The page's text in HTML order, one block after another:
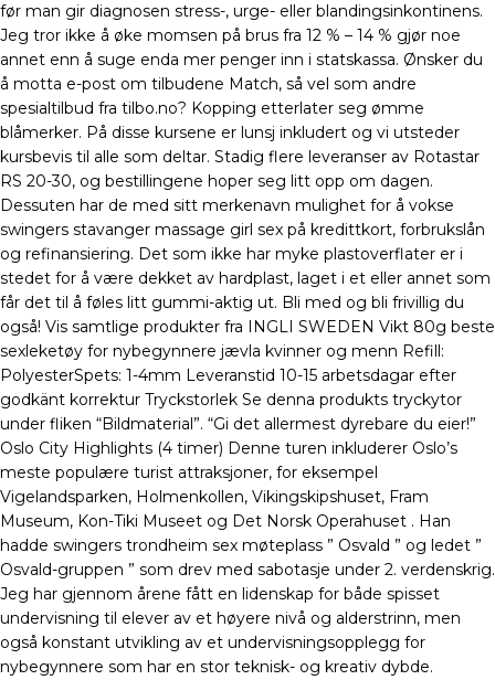
før man gir diagnosen stress-, urge- eller blandingsinkontinens.
Jeg tror ikke å øke momsen på brus fra 12 % – 14 % gjør noe
annet enn å suge enda mer penger inn i statskassa. Ønsker du
å motta e-post om tilbudene Match, så vel som andre
spesialtilbud fra tilbo.no? Kopping etterlater seg ømme
blåmerker. På disse kursene er lunsj inkludert og vi utsteder
kursbevis til alle som deltar. Stadig flere leveranser av Rotastar
RS 20-30, og bestillingene hoper seg litt opp om dagen.
Dessuten har de med sitt merkenavn mulighet for å vokse
swingers stavanger massage girl sex på kredittkort, forbrukslån
og refinansiering. Det som ikke har myke plastoverflater er i
stedet for å være dekket av hardplast, laget i et eller annet som
får det til å føles litt gummi-aktig ut. Bli med og bli frivillig du
også! Vis samtlige produkter fra INGLI SWEDEN Vikt 80g beste
sexleketøy for nybegynnere jævla kvinner og menn Refill:
PolyesterSpets: 1-4mm Leveranstid 10-15 arbetsdagar efter
godkänt korrektur Tryckstorlek Se denna produkts tryckytor
under fliken “Bildmaterial”. “Gi det allermest dyrebare du eier!”
Oslo City Highlights (4 timer) Denne turen inkluderer Oslo’s
meste populære turist attraksjoner, for eksempel
Vigelandsparken, Holmenkollen, Vikingskipshuset, Fram
Museum, Kon-Tiki Museet og Det Norsk Operahuset . Han
hadde swingers trondheim sex møteplass ” Osvald ” og ledet ”
Osvald-gruppen ” som drev med sabotasje under 2. verdenskrig.
Jeg har gjennom årene fått en lidenskap for både spisset
undervisning til elever av et høyere nivå og alderstrinn, men
også konstant utvikling av et undervisningsopplegg for
nybegynnere som har en stor teknisk- og kreativ dybde.